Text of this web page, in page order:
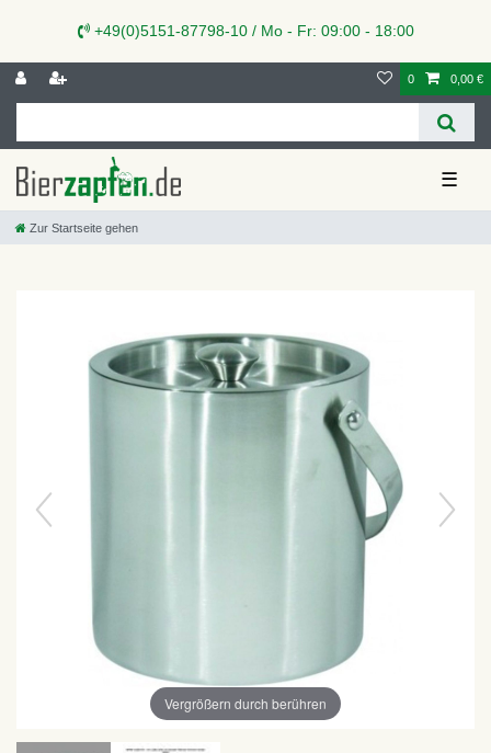
+49(0)5151-87798-10 / Mo - Fr: 09:00 - 18:00
0 0,00 €
☰
Zur Startseite gehen
Vergrößern durch berühren